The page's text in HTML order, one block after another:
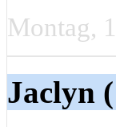
Montag,
Jaclyn (